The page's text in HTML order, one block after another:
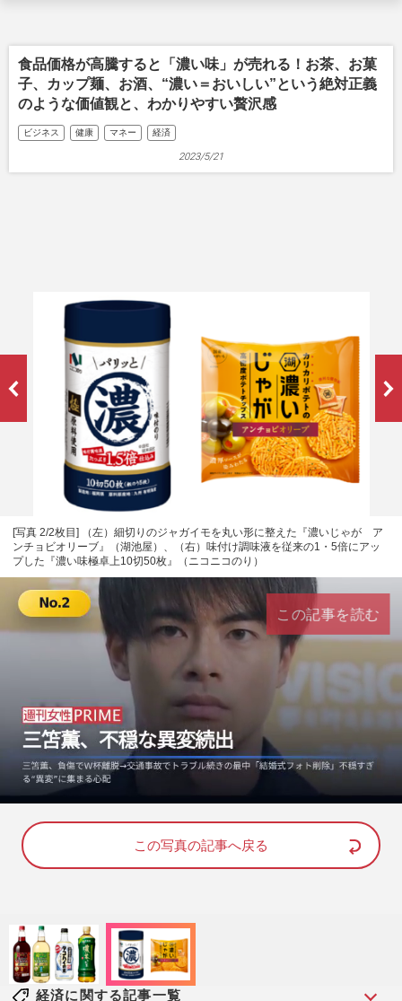
食品価格が高騰すると「濃い味」が売れる！お茶、お菓
子、カップ麺、お酒、“濃い＝おいしい”という絶対正義
のような価値観と、わかりやすい贅沢感
ビジネス 健康 マネー 経済
2023/5/21
[写真 2/2枚目] （左）細切りのジャガイモを丸い形に整えた『濃いじゃが ア
ンチョビオリーブ』（湖池屋）、（右）味付け調味液を従来の1・5倍にアッ
プした『濃い味極卓上10切50枚』（ニコニコのり）
U
n
u
o
d
:
この記事を読む
この写真の記事へ戻る
経済に関する記事一覧